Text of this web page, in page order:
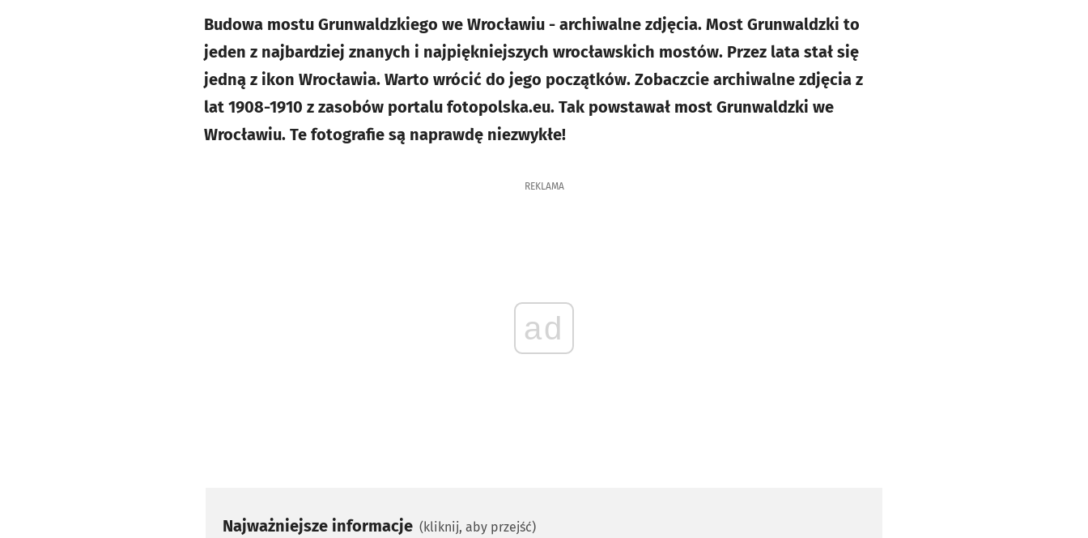
Budowa mostu Grunwaldzkiego we Wrocławiu - archiwalne zdjęcia. Most Grunwaldzki to
jeden z najbardziej znanych i najpiękniejszych wrocławskich mostów. Przez lata stał się
jedną z ikon Wrocławia. Warto wrócić do jego początków. Zobaczcie archiwalne zdjęcia z
lat 1908-1910 z zasobów portalu fotopolska.eu. Tak powstawał most Grunwaldzki we
Wrocławiu. Te fotografie są naprawdę niezwykłe!
REKLAMA
ad
Najważniejsze informacje (kliknij, aby przejść)